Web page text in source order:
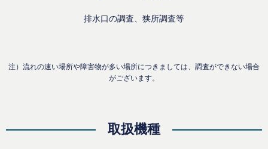
排水口の調査、狭所調査等
注）流れの速い場所や障害物が多い場所につきましては、調査ができない場合
がございます。
取扱機種